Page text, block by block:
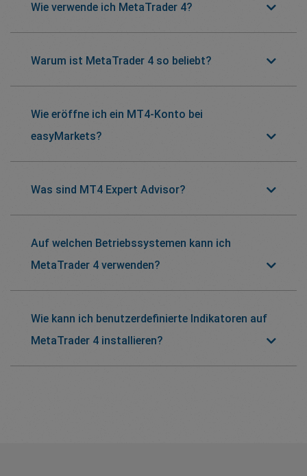
Wie verwende ich MetaTrader 4?
Warum ist MetaTrader 4 so beliebt?
Wie eröffne ich ein MT4-Konto bei
easyMarkets?
Was sind MT4 Expert Advisor?
Auf welchen Betriebssystemen kann ich
MetaTrader 4 verwenden?
Wie kann ich benutzerdefinierte Indikatoren auf
MetaTrader 4 installieren?